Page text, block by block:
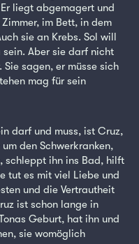
liegt abgemagert und
im Bett, in dem
sie an Krebs. Sol will
Aber sie darf nicht
Sie sagen, er müsse sich
mag für sein
darf und muss, ist Cruz,
den Schwerkranken,
schleppt ihn ins Bad, hilft
tut es mit viel Liebe und
und die Vertrautheit
ist schon lange in
Geburt, hat ihn und
sie womöglich